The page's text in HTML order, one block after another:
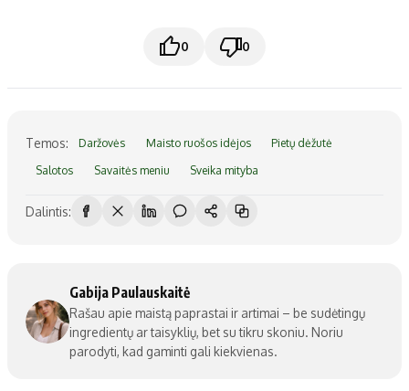
0 0
Temos: Daržovės Maisto ruošos idėjos Pietų dėžutė
Salotos Savaitės meniu Sveika mityba
Dalintis:
Gabija Paulauskaitė
Rašau apie maistą paprastai ir artimai – be sudėtingų
ingredientų ar taisyklių, bet su tikru skoniu. Noriu
parodyti, kad gaminti gali kiekvienas.